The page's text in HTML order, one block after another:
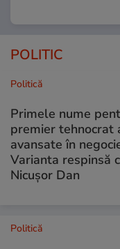
POLITIC
Politică
Primele nume
premier tehnocrat
avansate în
Varianta respinsă
Nicușor Dan
Politică